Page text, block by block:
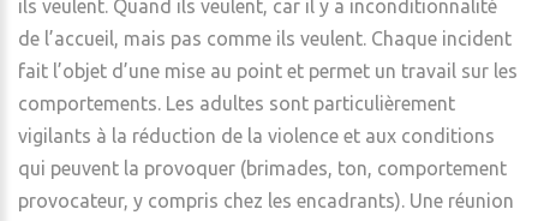
ils veulent. Quand ils veulent, car il y a inconditionnalité
de l’accueil, mais pas comme ils veulent. Chaque incident
fait l’objet d’une mise au point et permet un travail sur les
comportements. Les adultes sont particulièrement
vigilants à la réduction de la violence et aux conditions
qui peuvent la provoquer (brimades, ton, comportement
provocateur, y compris chez les encadrants). Une réunion